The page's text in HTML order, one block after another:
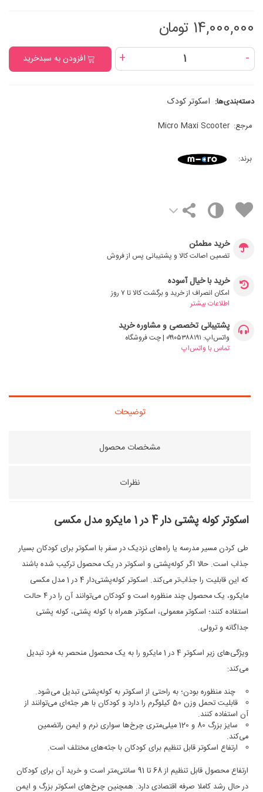
14,000,000 تومان
-
+ افزودن به سبدخرید
دسته‌بندی‌ها: اسکوتر کودک
مرجع: Micro Maxi Scooter
برند:
خرید مطمئن
تضمین اصالت کالا و پشتیبانی پس از فروش
خرید با خیال آسوده
امکان انصراف از خرید و برگشت کالا تا ۷ روز
اطلاعات بیشتر
پشتیبانی تخصصی و مشاوره خرید
واتس‌اپ: ۰۹۹۰۵۳۸۸۱۹۱ | چت فروشگاه
تماس با واتس‌اپ
توضیحات
مشخصات محصول
نظرات
اسکوتر کوله پشتی دار 4 در 1 مایکرو مدل مکسی
طی کردن مسیر مدرسه یا راه‌های نزدیک در سفر با اسکوتر برای کودکان بسیار
جذاب است. حالا اگر کوله‌پشتی و اسکوتر در یک محصول ترکیب شده باشند
که این قابلیت را جذاب‌تر می‌کند. اسکوتر کوله‌پشتی‌دار 4 در 1 مدل مکسی
مایکرو، یک محصول چند منظوره است و کودکان می‌توانند آن را در ۴ حالت
استفاده کنند؛ اسکوتر معمولی، اسکوتر همراه با کوله پشتی، کوله پشتی
جداگانه و ترولی.
ویژگی‌های زیر اسکوتر 4 در 1 مایکرو را به یک محصول منحصر به فرد تبدیل
می‌کند:
چند منظوره بودن؛ به راحتی از اسکوتر به کوله‌پشتی تبدیل می‌شود.
قابلیت تحمل وزن 50 کیلوگرم را دارد و کودکان با هر جثه‌ای می‌توانند از
آن استفاده کنند.
سایز بزرگ 80 و 120 میلی‌متری چرخ‌ها سواری نرم و ایمن راتضمین
می‌کند.
ارتفاع اسکوتر قابل تنظیم برای کودکان با جثه‌های مختلف است.
ارتفاع محصول قابل تنظیم از 68 تا 91 سانتی‌متر است و خرید آن برای کودکان
در حال رشد کاملا صرفه اقتصادی دارد. همچنین چرخ‌های اسکوتر بزرگ و ایمن